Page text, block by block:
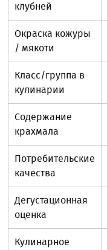
клубней
Окраска кожуры
/ мякоти
Класс/группа в
кулинарии
Содержание
крахмала
Потребительские
качества
Дегустационная
оценка
Кулинарное